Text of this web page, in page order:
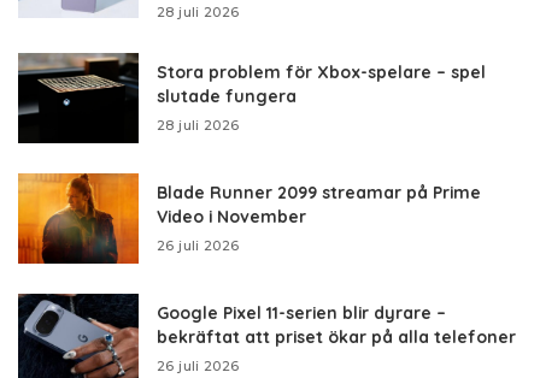
28 juli 2026
Stora problem för Xbox-spelare – spel
slutade fungera
28 juli 2026
Blade Runner 2099 streamar på Prime
Video i November
26 juli 2026
Google Pixel 11-serien blir dyrare –
bekräftat att priset ökar på alla telefoner
26 juli 2026